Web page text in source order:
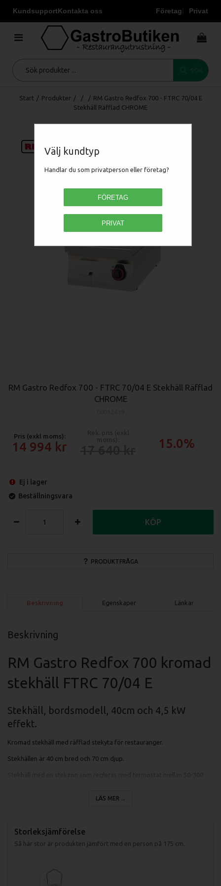
KundsupportKontakta oss Företag Privat
Välj kundtyp
Handlar du som privatperson eller företag?
FÖRETAG
PRIVAT
Start / Produkter / / / RM Gastro Redfox 700 - FTRC 70/04 E
Stekhäll Räfflad CHROME
RM Gastro Redfox 700 - FTRC 70/04 E Stekhäll Räfflad
CHROME
Pris (exkl moms):
14 994 15.0%
Ej i lager
Beställningsvara
PRODUKTFRÅGA
KÖP
Beskrivning Egenskaper Länkar
Beskrivning
RM Gastro Redfox 700 kromad
stekhäll FTRC 70/04 E
Stekhäll, bordsmodell, 40cm och 4,5 kW
effekt.
Kromad stekhäll med räfflad stekyta för restauranger.
Stekhällen är 40 cm bred och 70 cm djup.
Stekhällen har en effekt på 4500 watt.
rengöring.
LÄS MER ...
Storleksjämförelse
Så här stor är produkten jämfört med en person på 175 cm.